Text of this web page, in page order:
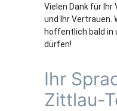
Vielen Dank für Ihr
und Ihr Vertrauen.
hoffentlich bald in
dürfen!
Ihr
Zittlau-